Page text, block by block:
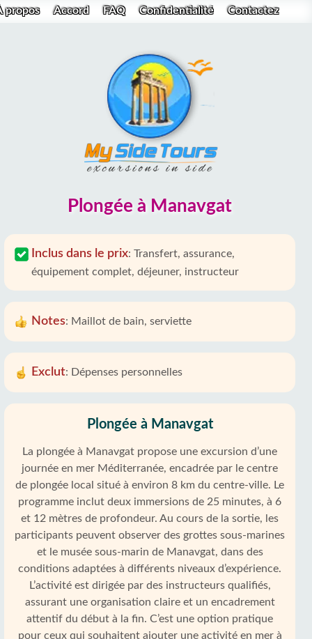
propos Accord FAQ Confidentialité Contactez
Plongée à Manavgat
Inclus dans le prix: Transfert, assurance,
équipement complet, déjeuner, instructeur
Notes: Maillot de bain, serviette
Exclut: Dépenses personnelles
Plongée à Manavgat
La plongée à Manavgat propose une excursion d’une
journée en mer Méditerranée, encadrée par le centre
de plongée local situé à environ 8 km du centre-ville. Le
programme inclut deux immersions de 25 minutes, à 6
et 12 mètres de profondeur. Au cours de la sortie, les
participants peuvent observer des grottes sous-marines
et le musée sous-marin de Manavgat, dans des
conditions adaptées à différents niveaux d’expérience.
L’activité est dirigée par des instructeurs qualifiés,
assurant une organisation claire et un encadrement
attentif du début à la fin. C’est une option pratique
pour ceux qui souhaitent ajouter une activité en mer à